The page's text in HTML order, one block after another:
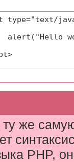
type="text/
ту же
PHP,